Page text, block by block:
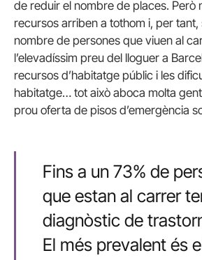
de reduir el nombre de places. Però
recursos arriben a tothom i, per tant,
nombre de persones que viuen al
l’elevadíssim preu del lloguer a
recursos d’habitatge públic i les
habitatge… tot això aboca molta
prou oferta de pisos d’emergència
Fins a un 73% de
que estan al carrer
diagnòstic de
El més prevalent és